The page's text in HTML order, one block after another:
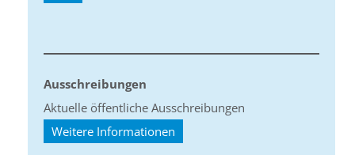
Ausschreibungen
Aktuelle öffentliche Ausschreibungen
Weitere Informationen